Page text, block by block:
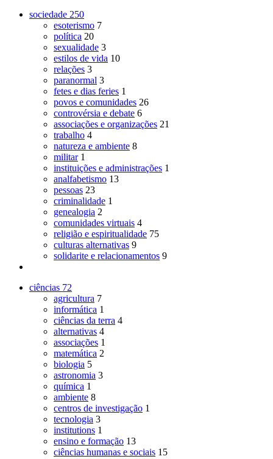
sociedade 250
esoterismo 7
política 20
sexualidade 3
estilos de vida 10
relações 3
paranormal 3
fetes e dias feries 1
povos e comunidades 26
controvérsia e debate 6
associações e organizações 21
trabalho 4
natureza e ambiente 8
militar 1
instituições e administrações 1
analfabetismo 13
pessoas 23
criminalidade 1
genealogia 2
comunidades virtuais 4
religião e espiritualidade 75
culturas alternativas 9
solidarite e relacionamentos 9
ciências 72
agricultura 7
informática 1
ciências da terra 4
alternativas 4
associações 1
matemática 2
biologia 5
astronomia 3
química 1
ambiente 8
centros de investigação 1
tecnologia 3
institutions 1
ensino e formação 13
ciências humanas e sociais 15